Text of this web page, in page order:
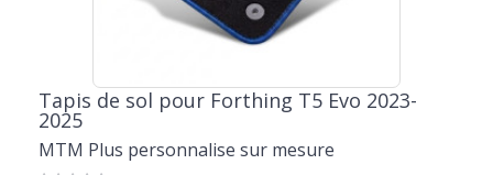
Tapis de sol pour Forthing T5 Evo 2023-
2025
MTM Plus personnalise sur mesure